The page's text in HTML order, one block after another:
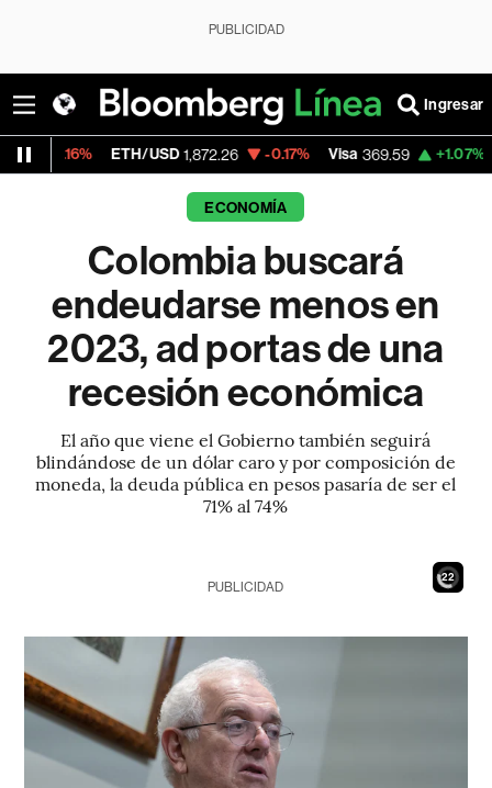
PUBLICIDAD
Ingresar
ETH/USD 1,872.26 -0.17% Visa 369.59 +1.07%
ECONOMÍA
Colombia buscará
endeudarse menos en
2023, ad portas de una
recesión económica
El año que viene el Gobierno también seguirá
blindándose de un dólar caro y por composición de
moneda, la deuda pública en pesos pasaría de ser el
71% al 74%
21
PUBLICIDAD